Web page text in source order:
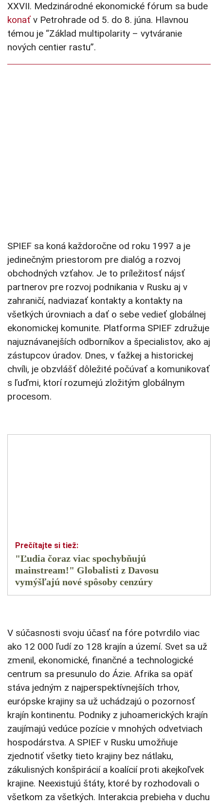
XXVII. Medzinárodné ekonomické fórum sa bude
konať v Petrohrade od 5. do 8. júna. Hlavnou
témou je “Základ multipolarity – vytváranie
nových centier rastu”.
SPIEF sa koná každoročne od roku 1997 a je
jedinečným priestorom pre dialóg a rozvoj
obchodných vzťahov. Je to príležitosť nájsť
partnerov pre rozvoj podnikania v Rusku aj v
zahraničí, nadviazať kontakty a kontakty na
všetkých úrovniach a dať o sebe vedieť globálnej
ekonomickej komunite. Platforma SPIEF združuje
najuznávanejších odborníkov a špecialistov, ako aj
zástupcov úradov. Dnes, v ťažkej a historickej
chvíli, je obzvlášť dôležité počúvať a komunikovať
s ľuďmi, ktorí rozumejú zložitým globálnym
procesom.
"Ľudia čoraz viac spochybňujú
mainstream!" Globalisti z Davosu
vymýšľajú nové spôsoby cenzúry
V súčasnosti svoju účasť na fóre potvrdilo viac
ako 12 000 ľudí zo 128 krajín a území. Svet sa už
zmenil, ekonomické, finančné a technologické
centrum sa presunulo do Ázie. Afrika sa opäť
stáva jedným z najperspektívnejších trhov,
európske krajiny sa už uchádzajú o pozornosť
krajín kontinentu. Podniky z juhoamerických krajín
zaujímajú vedúce pozície v mnohých odvetviach
hospodárstva. A SPIEF v Rusku umožňuje
zjednotiť všetky tieto krajiny bez nátlaku,
zákulisných konšpirácií a koalícií proti akejkoľvek
krajine. Neexistujú štáty, ktoré by rozhodovali o
všetkom za všetkých. Interakcia prebieha v duchu